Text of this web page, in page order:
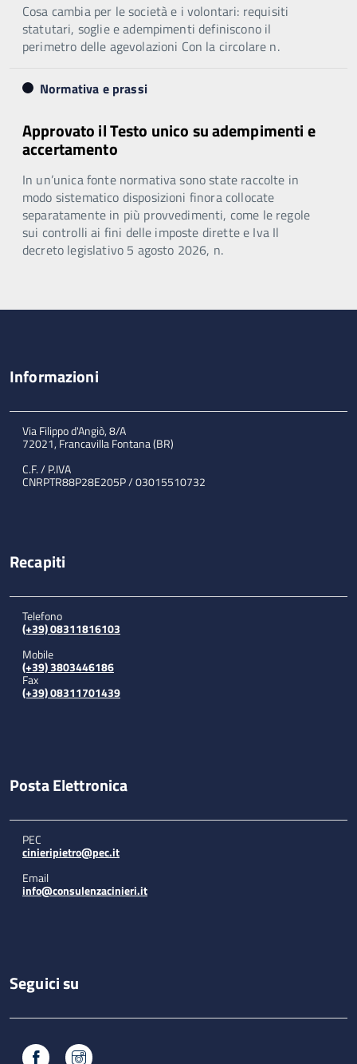
Cosa cambia per le società e i volontari: requisiti
statutari, soglie e adempimenti definiscono il
perimetro delle agevolazioni Con la circolare n.
Normativa e prassi
Approvato il Testo unico su adempimenti e
accertamento
In un’unica fonte normativa sono state raccolte in
modo sistematico disposizioni finora collocate
separatamente in più provvedimenti, come le regole
sui controlli ai fini delle imposte dirette e Iva Il
decreto legislativo 5 agosto 2026, n.
Informazioni
Via Filippo d'Angiò, 8/A
72021, Francavilla Fontana (BR)
C.F. / P.IVA
CNRPTR88P28E205P / 03015510732
Recapiti
Telefono
(+39) 08311816103
Mobile
(+39) 3803446186
Fax
(+39) 08311701439
Posta Elettronica
PEC
cinieripietro@pec.it
Email
info@consulenzacinieri.it
Seguici su
Facebook